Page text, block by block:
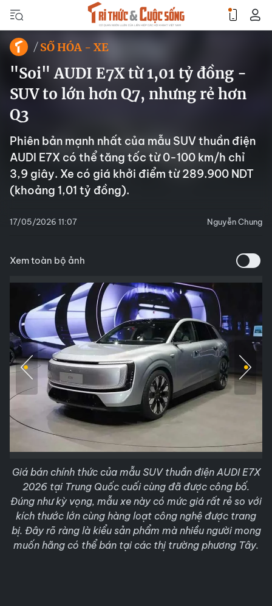
SỐ HÓA - XE
"Soi" AUDI E7X từ 1,01 tỷ đồng -
SUV to lớn hơn Q7, nhưng rẻ hơn
Q3
Phiên bản mạnh nhất của mẫu SUV thuần điện
AUDI E7X có thể tăng tốc từ 0-100 km/h chỉ
3,9 giây. Xe có giá khởi điểm từ 289.900 NDT
(khoảng 1,01 tỷ đồng).
17/05/2026 11:07 Nguyễn Chung
Xem toàn bộ ảnh
Giá bán chính thức của mẫu SUV thuần điện AUDI E7X
2026 tại Trung Quốc cuối cùng đã được công bố.
Đúng như kỳ vọng, mẫu xe này có mức giá rất rẻ so với
kích thước lớn cùng hàng loạt công nghệ được trang
bị. Đây rõ ràng là kiểu sản phẩm mà nhiều người mong
muốn hãng có thể bán tại các thị trường phương Tây.